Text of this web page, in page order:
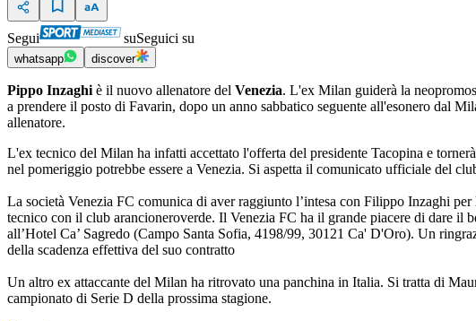
Segui suSeguici su
whatsapp discover
Pippo Inzaghi è il nuovo allenatore del Venezia. L'ex Milan guiderà la
a prendere il posto di Favarin, dopo un anno sabbatico seguente all'esonero dal
allenatore.
L'ex tecnico del Milan ha infatti accettato l'offerta del presidente Tacopina e
nel pomeriggio potrebbe essere a Venezia. Si aspetta il comunicato ufficiale del
La società Venezia FC comunica di aver raggiunto l’intesa con Filippo Inzaghi
tecnico con il club arancioneroverde. Il Venezia FC ha il grande piacere di dare il
all’Hotel Ca’ Sagredo (Campo Santa Sofia, 4198/99, 30121 Ca' D'Oro). Un
della scadenza effettiva del suo contratto
Un altro ex attaccante del Milan ha ritrovato una panchina in Italia. Si tratta di
campionato di Serie D della prossima stagione.